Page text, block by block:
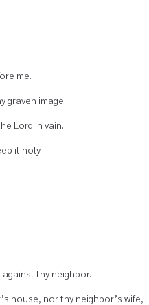
me.
graven image.
Lord in vain.
it holy.
thy neighbor.
house, nor thy neighbor’s wife,